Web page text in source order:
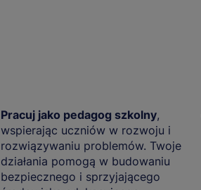
Pracuj jako pedagog szkolny,
wspierając uczniów w rozwoju i
rozwiązywaniu problemów. Twoje
działania pomogą w budowaniu
bezpiecznego i sprzyjającego